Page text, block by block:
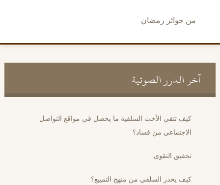
من جوائز رمضان
آخر الدرر الصوتية
كيف تتقي الأخت السلفية ما يحصل في مواقع التواصل
الاجتماعي من فساد؟
تحقيق التقوى
كيف يحذر السلفي من منهج التمييع؟